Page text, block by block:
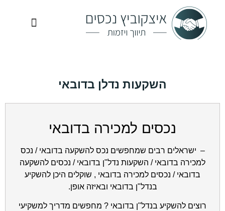
השקעות נדלן בדובאי
נכסים למכירה בדובאי
– ישראלים רבים שמחפשים נכס להשקעה בדובאי / נכס
למכירה בדובאי / השקעות נדל"ן בדובאי / נכסים להשקעה
בדובאי / נכסים למכירה בדובאי , שוקלים היכן להשקיע
בנדל"ן בדובאי ובאיזה אופן.
רוצים להשקיע בנדל"ן בדובאי ? מחפשים מדריך למשקיעי